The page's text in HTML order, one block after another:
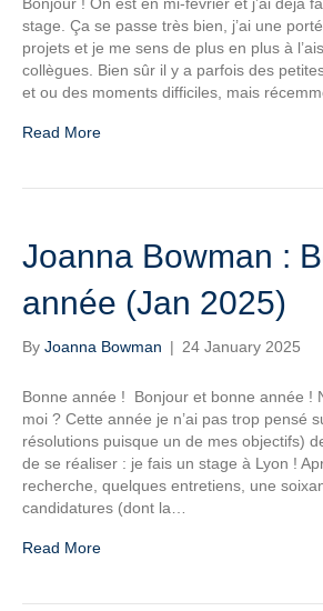
stage. Ça se passe très bien, j’ai une
projets et je me sens de plus en plus à
collègues. Bien sûr il y a parfois des
et ou des moments difficiles, mais
Read More
Joanna Bowman :
année (Jan 2025)
By Joanna Bowman | 24 January 2025
Bonne année ! Bonjour et bonne année !
moi ? Cette année je n’ai pas trop pensé
résolutions puisque un de mes objectifs)
de se réaliser : je fais un stage à Lyon !
recherche, quelques entretiens, une
candidatures (dont la…
Read More